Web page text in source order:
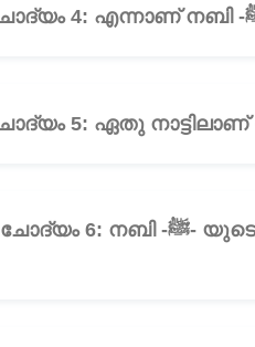
ചോദ്യം 6: നബി -ﷺ- യുടെ മാതാവിന് പുറമെ അവിടുത്തേക്ക് മുലപ്പാൽ നൽകിയവർ ആരെല്ലാമാണ്?